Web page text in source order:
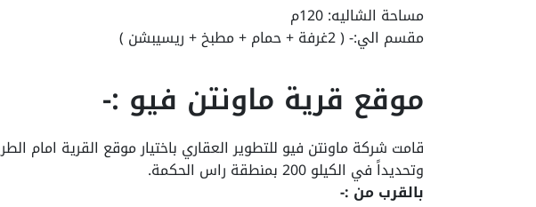
مساحة الشاليه: 120م
مقسم الي:- ( 2غرفة + حمام + مطبخ + ريسيبشن )
موقع قرية ماونتن فيو :-
قامت شركة ماونتن فيو للتطوير العقاري باختيار موقع القرية امام
وتحديداً في الكيلو 200 بمنطقة راس الحكمة.
بالقرب من :-